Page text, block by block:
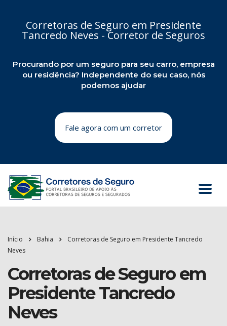
Corretoras de Seguro em Presidente
Tancredo Neves - Corretor de Seguros
Procurando por um seguro para seu carro, empresa
ou residência? Independente do seu caso, nós
podemos ajudar
Fale agora com um corretor
Início Bahia
Corretoras de Seguro em Presidente Tancredo
Neves
Corretoras de Seguro em
Presidente Tancredo
Neves